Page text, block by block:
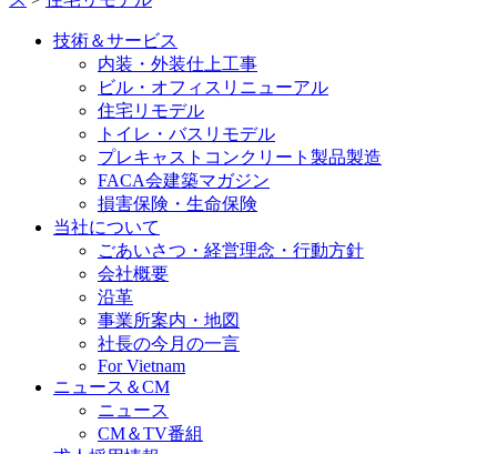
技術＆サービス
内装・外装仕上工事
ビル・オフィスリニューアル
住宅リモデル
トイレ・バスリモデル
プレキャストコンクリート製品製造
FACA会建築マガジン
損害保険・生命保険
当社について
ごあいさつ・経営理念・行動方針
会社概要
沿革
事業所案内・地図
社長の今月の一言
For Vietnam
ニュース＆CM
ニュース
CM＆TV番組